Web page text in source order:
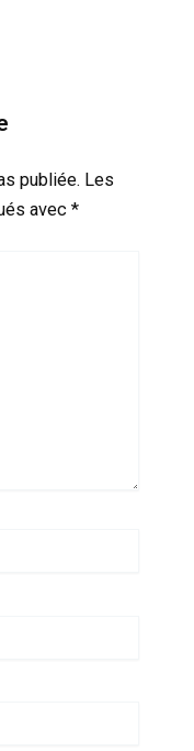
publiée. Les
avec *